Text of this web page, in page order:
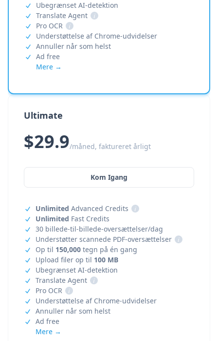
Ubegrænset AI-detektion
Translate Agent
i
Pro OCR
i
Understøttelse af Chrome-udvidelser
Annuller når som helst
Ad free
Mere →
Ultimate
$29.9/måned, faktureret årligt
Kom Igang
Unlimited Advanced Credits
i
Unlimited Fast Credits
30 billede-til-billede-oversættelser/dag
Understøtter scannede PDF-oversættelser
i
Op til 150,000 tegn på én gang
Upload filer op til 100 MB
Ubegrænset AI-detektion
Translate Agent
i
Pro OCR
i
Understøttelse af Chrome-udvidelser
Annuller når som helst
Ad free
Mere →